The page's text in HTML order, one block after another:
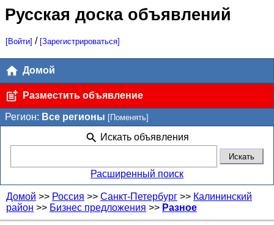
Русская доска объявлений
[Войти] / [Зарегистрироваться]
Домой
Разместить объявление
Регион: Все регионы [Поменять]
Искать объявления
Расширенный поиск
Домой >> Россия >> Санкт-Петербург >> Калининский
район >> Бизнес предложения >> Разное